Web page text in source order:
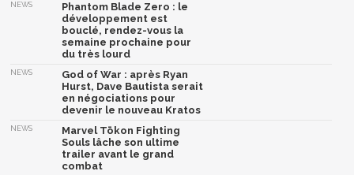
NEWS
Phantom Blade Zero : le
développement est
bouclé, rendez-vous la
semaine prochaine pour
du très lourd
NEWS
God of War : après Ryan
Hurst, Dave Bautista serait
en négociations pour
devenir le nouveau Kratos
NEWS
Marvel Tōkon Fighting
Souls lâche son ultime
trailer avant le grand
combat